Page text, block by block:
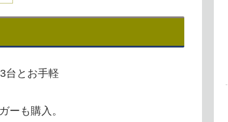
台とお手軽
ーも購入。